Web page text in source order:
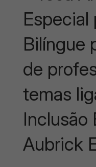
Especial
Bilíngue
de
temas
Inclusão
Aubrick